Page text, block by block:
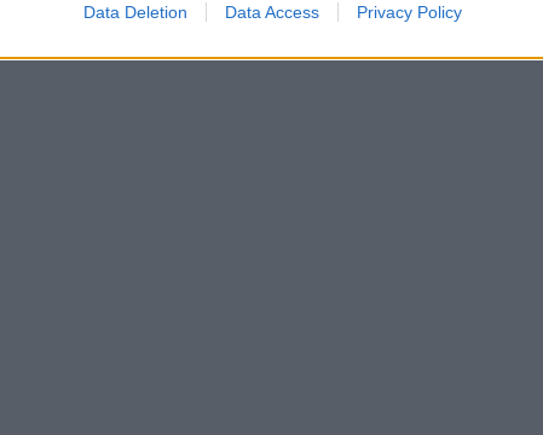
Data Deletion Data Access Privacy Policy